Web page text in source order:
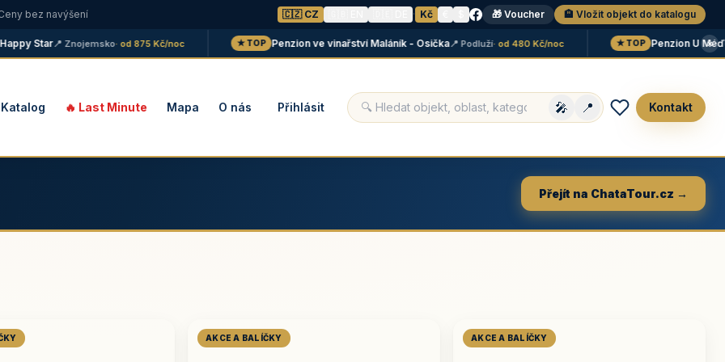
bez navýšení 🇨🇿 CZ · Kč 🎁 Voucher 🏨 Vložit objekt do katalogu
Star 📍 Znojemsko· od 875 Kč/noc ★ TOP Penzion ve vinařství Maláník - Osička📍 Podluží· od 480 Kč/noc ★ TOP Penzion U Méďů📍
×
Katalog 🔥 Last Minute Mapa O nás Přihlásit 🎤 📍 Kontakt
Přejít na ChataTour.cz →
AKCE A BALÍČKY AKCE A BALÍČKY